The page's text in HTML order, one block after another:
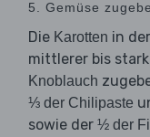
5. Gemüse
Die Karotten in
mittlerer bis
Knoblauch
⅓ der Chilipaste
sowie der ½ der